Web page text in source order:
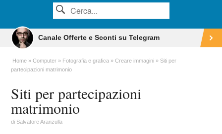
Canale Offerte e Sconti su Telegram
Home Computer Fotografia e grafica Creare immagini
Siti per
partecipazioni matrimonio
Siti per partecipazioni
matrimonio
diSalvatore Aranzulla